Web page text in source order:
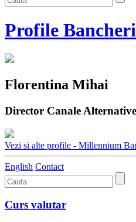
Profile
Florentina Mihai
Director Canale Alternative
Vezi si alte profile - Millennium
English Contact
Curs valutar